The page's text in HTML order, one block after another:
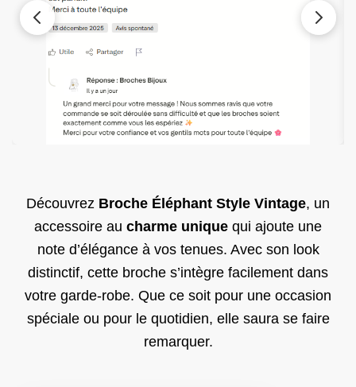
Découvrez Broche Éléphant Style Vintage, un
accessoire au charme unique qui ajoute une
note d’élégance à vos tenues. Avec son look
distinctif, cette broche s’intègre facilement dans
votre garde-robe. Que ce soit pour une occasion
spéciale ou pour le quotidien, elle saura se faire
remarquer.